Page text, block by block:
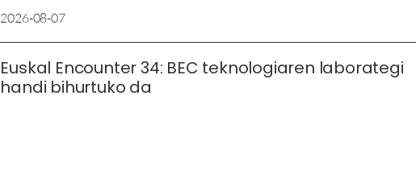
2026-08-07
Euskal Encounter 34: BEC teknologiaren laborategi
handi bihurtuko da